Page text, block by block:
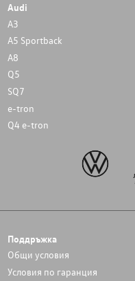
Audi
A3
A5 Sportback
A8
Q5
SQ7
e-tron
Q4 e-tron
Поддръжка
Общи условия
Условия по гаранция